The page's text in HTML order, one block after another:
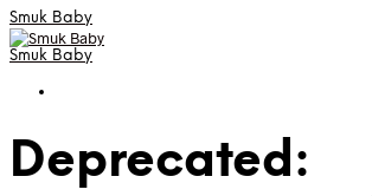
Smuk Baby
Smuk Baby
Deprecated: